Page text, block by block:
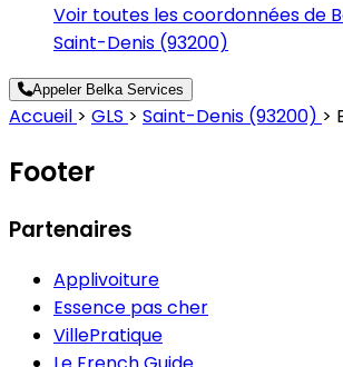
Voir toutes les coordonnées de
Saint-Denis (93200)
Appeler Belka Services
Accueil > GLS > Saint-Denis (93200) >
Footer
Partenaires
Applivoiture
Essence pas cher
VillePratique